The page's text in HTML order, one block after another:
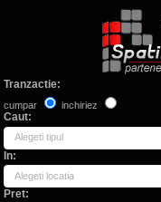
Tranzactie:
cumpar inchiriez
Caut:
Alegeti tipul
In:
Alegeti locatia
Pret: